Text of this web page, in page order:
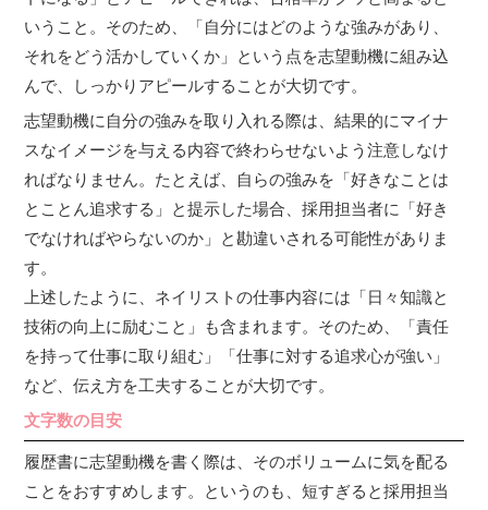
いうこと。そのため、「自分にはどのような強みがあり、
それをどう活かしていくか」という点を志望動機に組み込
んで、しっかりアピールすることが大切です。
志望動機に自分の強みを取り入れる際は、結果的にマイナ
スなイメージを与える内容で終わらせないよう注意しなけ
ればなりません。たとえば、自らの強みを「好きなことは
とことん追求する」と提示した場合、採用担当者に「好き
でなければやらないのか」と勘違いされる可能性がありま
す。
上述したように、ネイリストの仕事内容には「日々知識と
技術の向上に励むこと」も含まれます。そのため、「責任
を持って仕事に取り組む」「仕事に対する追求心が強い」
など、伝え方を工夫することが大切です。
文字数の目安
履歴書に志望動機を書く際は、そのボリュームに気を配る
ことをおすすめします。というのも、短すぎると採用担当